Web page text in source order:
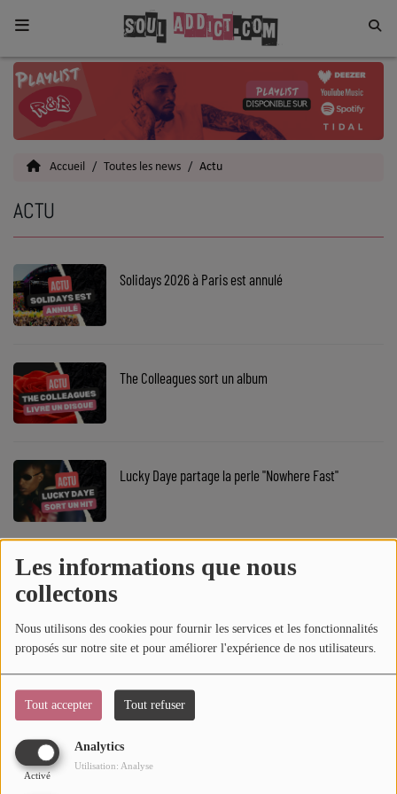
Les informations que nous
collectons
Nous utilisons des cookies pour fournir les services et les fonctionnalités
proposés sur notre site et pour améliorer l'expérience de nos utilisateurs.
Tout accepter Tout refuser
Analytics
Activé
Utilisation: Analyse
Home
Toutes les News
Actu
Interviews
Talents
Top 5
SOUL ADDICT PLAY
Flash News
5 bonnes raisons
Dans la Street
C quoi ton Actu ?
Mic 2 Rue
Première Fois
URBAN CULTURE
Sport
Accueil Toutes les news Actu
ACTU
Solidays 2026 à Paris est annulé
The Colleagues sort un album
Lucky Daye partage la perle "Nowhere Fast"
Muni Long livre le titre "Richest"
Sam Smith annonce l'opus "Hazel Eyes"
Théodora chante en anglais